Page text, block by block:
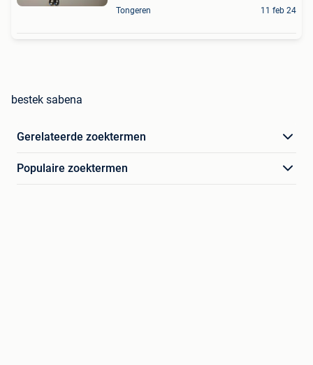
Tongeren 11 feb 24
bestek sabena
Gerelateerde zoektermen
Populaire zoektermen